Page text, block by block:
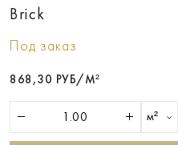
Brick
Под заказ
868,30 РУБ/М²
м²